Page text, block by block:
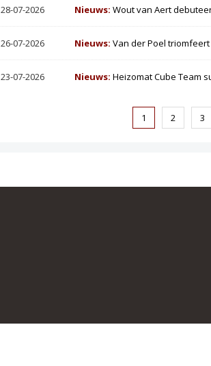
28-07-2026 Nieuws:Wout van Aert
26-07-2026 Nieuws:Van der Poel
23-07-2026 Nieuws:Heizomat Cube Team
1 2 3